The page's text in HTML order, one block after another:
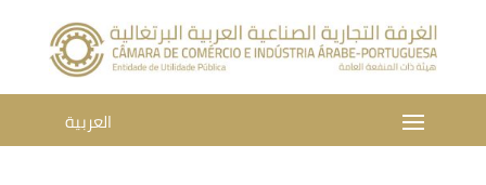
العربية